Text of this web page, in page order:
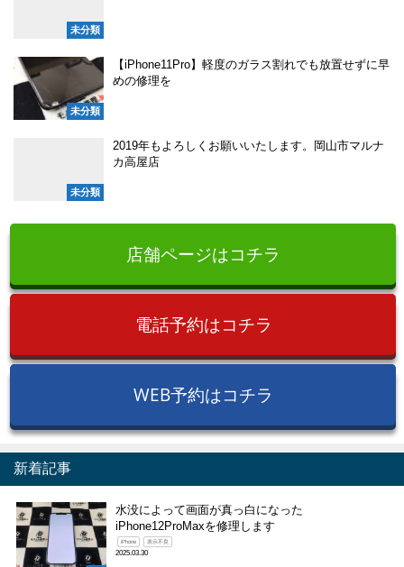
未分類
未分類
【iPhone11Pro】軽度のガラス割れでも放置せずに早
めの修理を
未分類
2019年もよろしくお願いいたします。岡山市マルナ
カ高屋店
店舗ページはコチラ
電話予約はコチラ
WEB予約はコチラ
新着記事
水没によって画面が真っ白になった
iPhone12ProMaxを修理します
iPhone 表示不良
2025.03.30